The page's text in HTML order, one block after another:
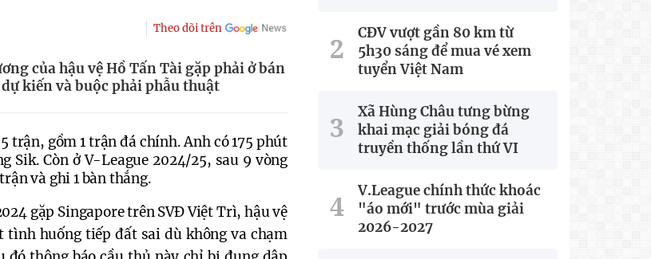
Theo dõi trên
của hậu vệ Hồ Tấn Tài gặp phải ở bán
kiến và buộc phải phẫu thuật
trận, gồm 1 trận đá chính. Anh có 175 phút
Sik. Còn ở V-League 2024/25, sau 9 vòng
và ghi 1 bàn thắng.
gặp Singapore trên SVĐ Việt Trì, hậu vệ
huống tiếp đất sai dù không va chạm
CĐV vượt gần 80 km từ
5h30 sáng để mua vé xem
tuyển Việt Nam
Xã Hùng Châu tưng bừng
khai mạc giải bóng đá
truyền thống lần thứ VI
V.League chính thức khoác
"áo mới" trước mùa giải
2026-2027